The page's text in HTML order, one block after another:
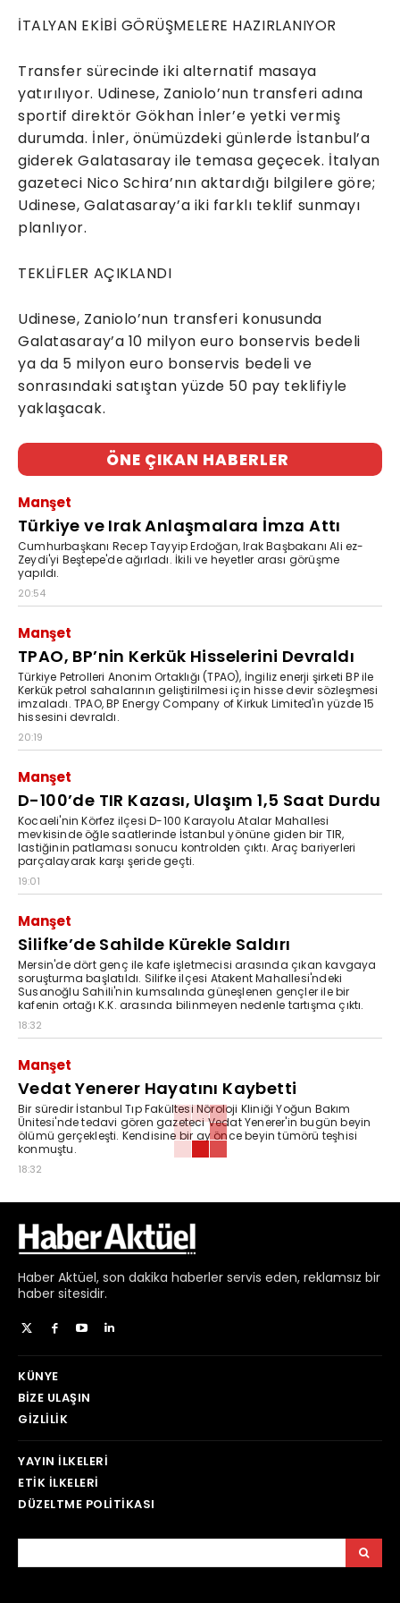
İTALYAN EKİBİ GÖRÜŞMELERE HAZIRLANIYOR
Transfer sürecinde iki alternatif masaya
yatırılıyor. Udinese, Zaniolo’nun transferi adına
sportif direktör Gökhan İnler’e yetki vermiş
durumda. İnler, önümüzdeki günlerde İstanbul’a
giderek Galatasaray ile temasa geçecek. İtalyan
gazeteci Nico Schira’nın aktardığı bilgilere göre;
Udinese, Galatasaray’a iki farklı teklif sunmayı
planlıyor.
TEKLİFLER AÇIKLANDI
Udinese, Zaniolo’nun transferi konusunda
Galatasaray’a 10 milyon euro bonservis bedeli
ya da 5 milyon euro bonservis bedeli ve
sonrasındaki satıştan yüzde 50 pay teklifiyle
yaklaşacak.
ÖNE ÇIKAN HABERLER
Manşet
Türkiye ve Irak Anlaşmalara İmza Attı
Cumhurbaşkanı Recep Tayyip Erdoğan, Irak Başbakanı Ali ez-
Zeydi'yi Beştepe'de ağırladı. İkili ve heyetler arası görüşme
yapıldı.
20:54
Manşet
TPAO, BP’nin Kerkük Hisselerini Devraldı
Türkiye Petrolleri Anonim Ortaklığı (TPAO), İngiliz enerji şirketi BP ile
Kerkük petrol sahalarının geliştirilmesi için hisse devir sözleşmesi
imzaladı. TPAO, BP Energy Company of Kirkuk Limited'in yüzde 15
hissesini devraldı.
20:19
Manşet
D-100’de TIR Kazası, Ulaşım 1,5 Saat Durdu
Kocaeli'nin Körfez ilçesi D-100 Karayolu Atalar Mahallesi
mevkisinde öğle saatlerinde İstanbul yönüne giden bir TIR,
lastiğinin patlaması sonucu kontrolden çıktı. Araç bariyerleri
parçalayarak karşı şeride geçti.
19:01
Manşet
Silifke’de Sahilde Kürekle Saldırı
Mersin'de dört genç ile kafe işletmecisi arasında çıkan kavgaya
soruşturma başlatıldı. Silifke ilçesi Atakent Mahallesi'ndeki
Susanoğlu Sahili'nin kumsalında güneşlenen gençler ile bir
kafenin ortağı K.K. arasında bilinmeyen nedenle tartışma çıktı.
18:32
Manşet
Vedat Yenerer Hayatını Kaybetti
Bir süredir İstanbul Tıp Fakültesi Nöroloji Kliniği Yoğun Bakım
Ünitesi'nde tedavi gören gazeteci Vedat Yenerer'in bugün beyin
ölümü gerçekleşti. Kendisine bir ay önce beyin tümörü teşhisi
konmuştu.
18:32
Haber Aktüel, son dakika haberler servis eden, reklamsız bir
haber sitesidir.
KÜNYE
BIZE ULAŞIN
GIZLILIK
YAYIN İLKELERI
ETIK İLKELERI
DÜZELTME POLITIKASI